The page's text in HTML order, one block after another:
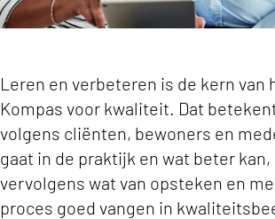
Leren en verbeteren is de kern van
Kompas voor kwaliteit. Dat
volgens cliënten, bewoners en
gaat in de praktijk en wat beter kan,
vervolgens wat van opsteken en
proces goed vangen in